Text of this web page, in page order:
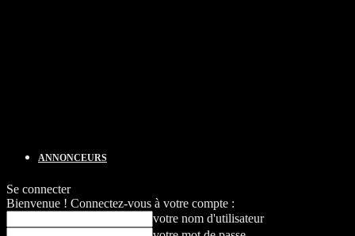
ANNONCEURS
Se connecter
Bienvenue ! Connectez-vous à votre compte :
votre nom d'utilisateur